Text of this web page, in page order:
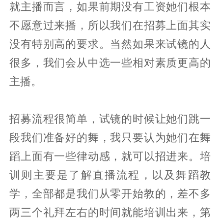
就主播而言，如果前期没有工资她们根本
不愿意过来播，所以我们在招募上面其实
没有特别高的要求。当然如果来试镜的人
很多，我们会从中选一些相对素质更高的
主播。
招募流程很简单，试镜的时候让她们跳一
段我们准备好的舞，我只要认为她们在舞
蹈上面有一些律动感，就可以招进来。培
训则主要是了解直播流程，以及舞蹈教
学，全部都是我们从零开始教的，差不多
两三个礼拜左右的时间就能培训出来，第